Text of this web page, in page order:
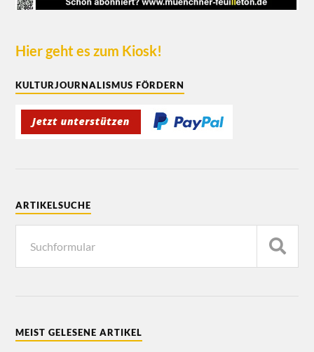
Hier geht es zum Kiosk!
KULTURJOURNALISMUS FÖRDERN
ARTIKELSUCHE
MEIST GELESENE ARTIKEL